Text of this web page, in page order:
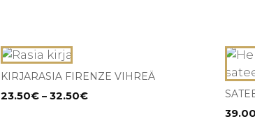
KIRJARASIA FIRENZE VIHREÄ
23.50€ – 32.50€Hintaluokka:
Tällä
tuotteella
on
39.00